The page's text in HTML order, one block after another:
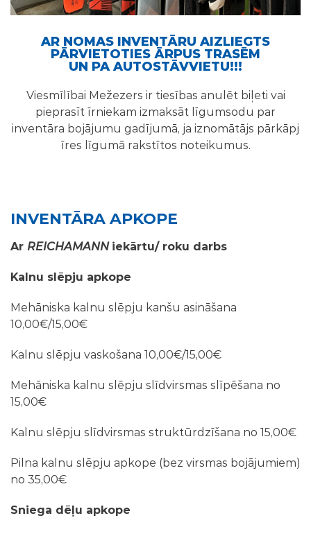
AR NOMAS INVENTĀRU AIZLIEGTS
PĀRVIETOTIES ĀRPUS TRASĒM
UN PA AUTOSTĀVVIETU!!!
Viesmīlībai Mežezers ir tiesības anulēt biļeti vai
pieprasīt īrniekam izmaksāt līgumsodu par
inventāra bojājumu gadījumā, ja iznomātājs pārkāpj
īres līgumā rakstītos noteikumus.
INVENTĀRA APKOPE
Ar REICHAMANN iekārtu/ roku darbs
Kalnu slēpju apkope
Mehāniska kalnu slēpju kanšu asināšana
10,00€/15,00€
Kalnu slēpju vaskošana 10,00€/15,00€
Mehāniska kalnu slēpju slīdvirsmas slīpēšana no
15,00€
Kalnu slēpju slīdvirsmas struktūrdzīšana no 15,00€
Pilna kalnu slēpju apkope (bez virsmas bojājumiem)
no 35,00€
Sniega dēļu apkope